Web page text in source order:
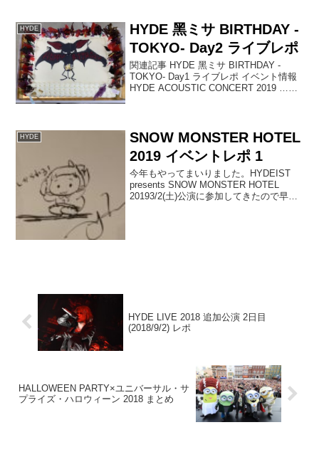
ト1. FAKE DIVI...
HYDE
HYDE 黑ミサ BIRTHDAY -
TOKYO- Day2 ライブレポ
関連記事 HYDE 黑ミサ BIRTHDAY -
TOKYO- Day1 ライブレポ イベント情報
HYDE ACOUSTIC CONCERT 2019 …
HYDE
SNOW MONSTER HOTEL
2019 イベントレポ 1
今年もやってまいりました。HYDEIST
presents SNOW MONSTER HOTEL
20193/2(土)公演に参加してきたので早速
HYDE LIVE 2018 追加公演 2日目
(2018/9/2) レポ
HALLOWEEN PARTY×ユニバーサル・サ
プライズ・ハロウィーン 2018 まとめ